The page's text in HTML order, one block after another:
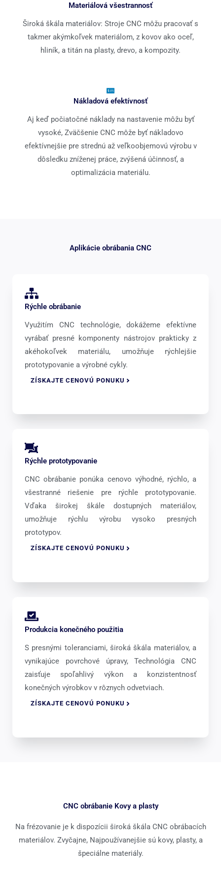
Materiálová všestrannosť
Široká škála materiálov: Stroje CNC môžu pracovať s
takmer akýmkoľvek materiálom, z kovov ako oceľ,
hliník, a titán na plasty, drevo, a kompozity.
Nákladová efektívnosť
Aj keď počiatočné náklady na nastavenie môžu byť
vysoké, Zväčšenie CNC môže byť nákladovo
efektívnejšie pre strednú až veľkoobjemovú výrobu v
dôsledku zníženej práce, zvýšená účinnosť, a
optimalizácia materiálu.
Aplikácie obrábania CNC
Rýchle obrábanie
Využitím CNC technológie, dokážeme efektívne
vyrábať presné komponenty nástrojov prakticky z
akéhokoľvek materiálu, umožňuje rýchlejšie
prototypovanie a výrobné cykly.
ZÍSKAJTE CENOVÚ PONUKU
Rýchle prototypovanie
CNC obrábanie ponúka cenovo výhodné, rýchlo, a
všestranné riešenie pre rýchle prototypovanie.
Vďaka širokej škále dostupných materiálov,
umožňuje rýchlu výrobu vysoko presných
prototypov.
ZÍSKAJTE CENOVÚ PONUKU
Produkcia konečného použitia
S presnými toleranciami, široká škála materiálov, a
vynikajúce povrchové úpravy, Technológia CNC
zaisťuje spoľahlivý výkon a konzistentnosť
konečných výrobkov v rôznych odvetviach.
ZÍSKAJTE CENOVÚ PONUKU
CNC obrábanie Kovy a plasty
Na frézovanie je k dispozícii široká škála CNC obrábacích
materiálov. Zvyčajne, Najpoužívanejšie sú kovy, plasty, a
špeciálne materiály.